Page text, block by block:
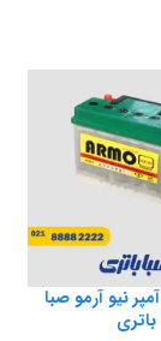
74 آمپر نیو آرمو صبا
باتری